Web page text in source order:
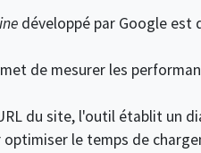
développé par Google est
de mesurer les
du site, l'outil établit un
le temps de